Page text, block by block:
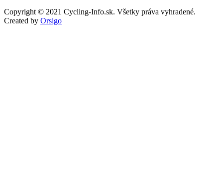
Copyright © 2021 Cycling-Info.sk. Všetky práva vyhradené.
Created by Orsigo